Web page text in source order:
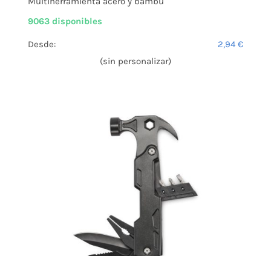
9063 disponibles
Desde: 2,94 €
(sin personalizar)